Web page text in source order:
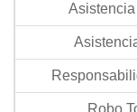
Asistencia
Robo